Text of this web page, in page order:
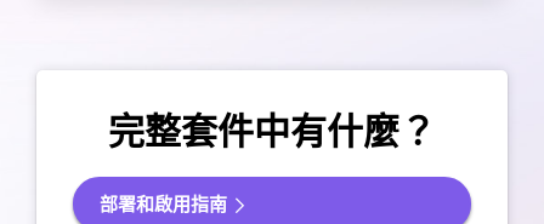
完整套件中有什麼？
部署和啟用指南